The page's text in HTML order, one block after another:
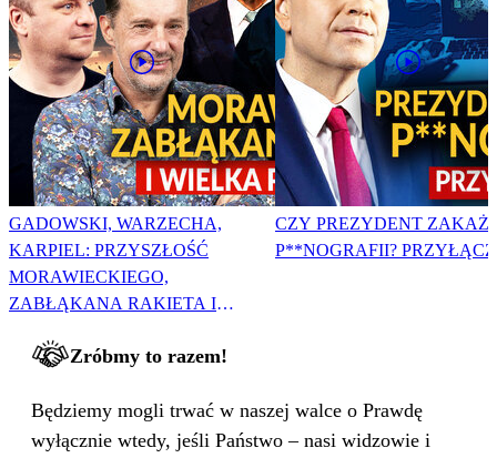
GADOWSKI, WARZECHA,
KARPIEL: PRZYSZŁOŚĆ
MORAWIECKIEGO,
ZABŁĄKANA RAKIETA I
CZY PREZYDENT
P**NOGRAFII?
Zróbmy to razem!
Będziemy mogli trwać w naszej walce o Prawdę
wyłącznie wtedy, jeśli Państwo – nasi widzowie i